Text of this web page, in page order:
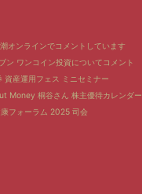
オンラインでコメントしています
ン ワンコイン投資についてコメント
資産運用フェス ミニセミナー
Money 桐谷さん 株主優待カレンダー
康フォーラム 2025 司会